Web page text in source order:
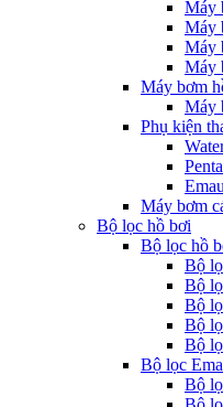
Máy
Máy
Máy
Máy
Máy bơm
Máy
Phụ kiện
Máy bơm
Bộ lọc hồ bơi
Bộ lọc hồ
Bộ
Bộ
Bộ
Bộ
Bộ
Bộ lọc
Bộ